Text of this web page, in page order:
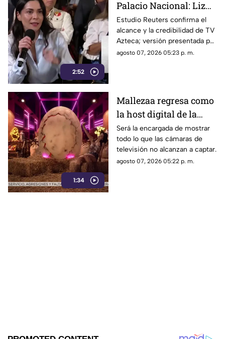
2:52
Palacio Nacional: Liz
Vilchis intentó
desvirtuar estudio de
Reuters sobre la
credibilidad de TV
Estudio Reuters confirma el
alcance y la credibilidad de TV
Azteca; versión presentada por
Liz Vilchis fue cuestionada al
agosto 07, 2026 05:23 p. m.
1:34
Mallezaa regresa como
la host digital de la
segunda temporada de
La Granja VIP
Será la encargada de mostrar
todo lo que las cámaras de
televisión no alcanzan a captar.
agosto 07, 2026 05:22 p. m.